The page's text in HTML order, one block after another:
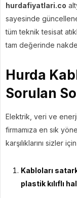
hurdafiyatlari.co
sayesinde
tüm teknik tesisat
tam değerinde
Hurda
Sorulan
Elektrik, veri ve
firmamıza en sık
karşılıklarını sizler
Kabloları
plastik kılıflı